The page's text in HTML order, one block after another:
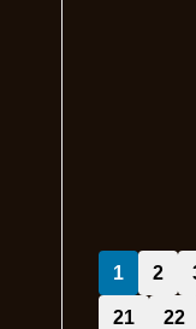
1 2
21 22